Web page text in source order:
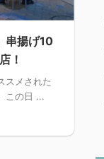
串揚げ10
！
スメされた
この日 ...